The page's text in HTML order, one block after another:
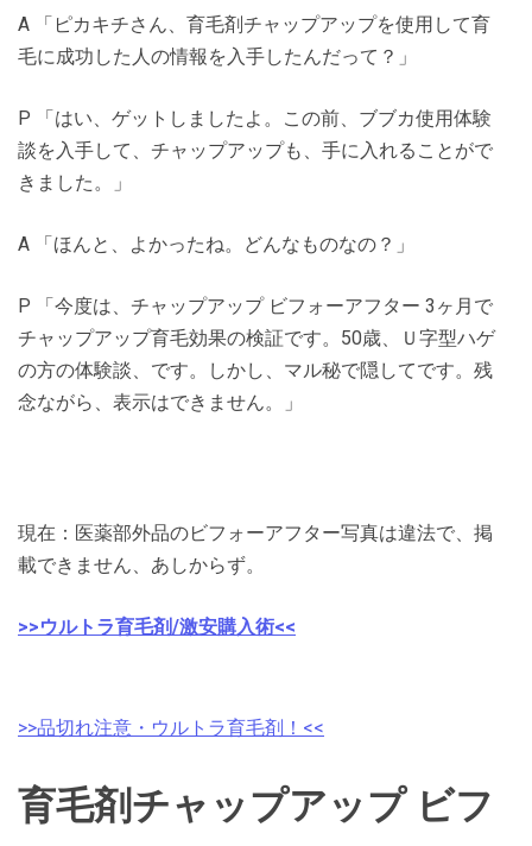
A 「ピカキチさん、育毛剤チャップアップを使用して育
毛に成功した人の情報を入手したんだって？」
P 「はい、ゲットしましたよ。この前、ブブカ使用体験
談を入手して、チャップアップも、手に入れることがで
きました。」
A 「ほんと、よかったね。どんなものなの？」
P 「今度は、チャップアップ ビフォーアフター 3ヶ月で
チャップアップ育毛効果の検証です。50歳、Ｕ字型ハゲ
の方の体験談、です。しかし、マル秘で隠してです。残
念ながら、表示はできません。」
現在：医薬部外品のビフォーアフター写真は違法で、掲
載できません、あしからず。
>>ウルトラ育毛剤/激安購入術<<
>>品切れ注意・ウルトラ育毛剤！<<
育毛剤チャップアップ ビフ